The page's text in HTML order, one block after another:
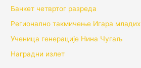
Банкет четвртог разреда
Регионално такмичењe Игара младих
Ученица генерације Нина Чугаљ
Наградни излет